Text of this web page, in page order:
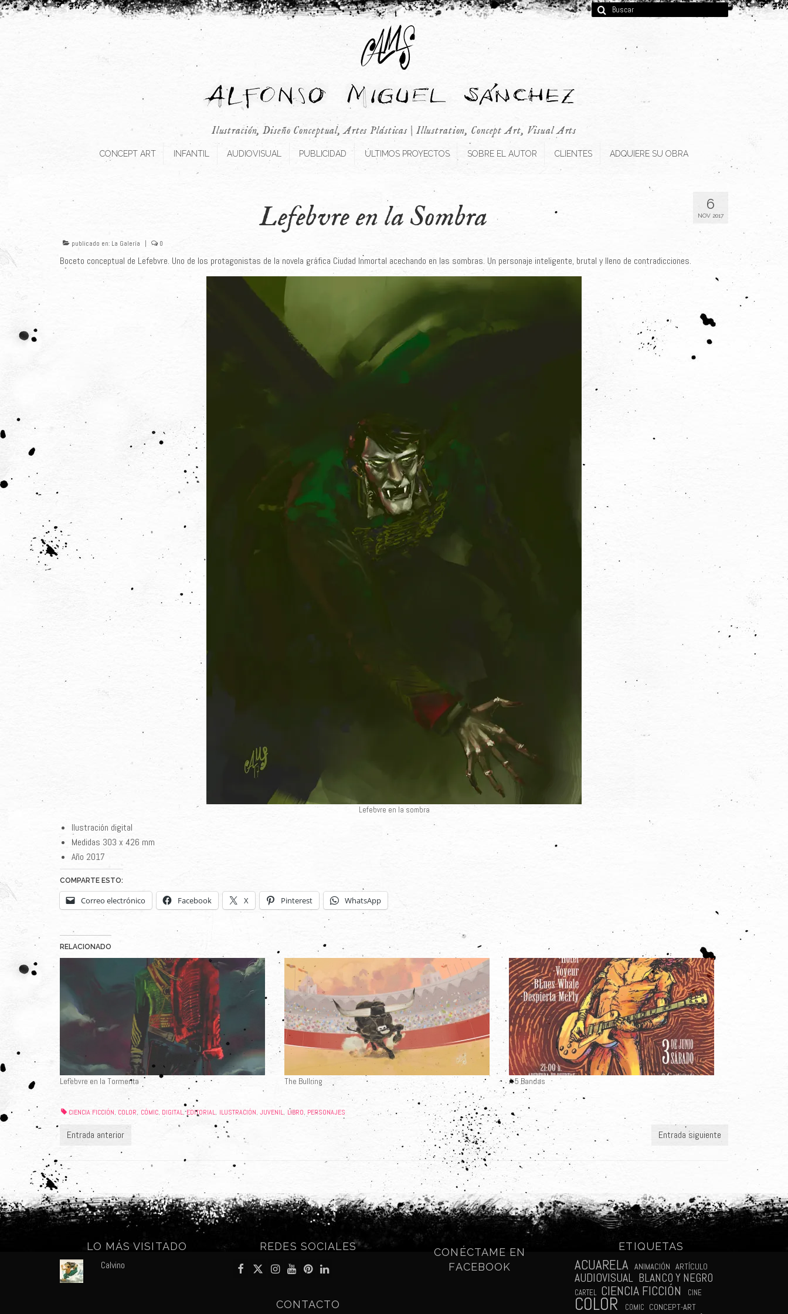
Buscar
por:
Ilustración, Diseño Conceptual, Artes Plásticas | Illustration, Concept Art, Visual Arts
CONCEPT ART INFANTIL AUDIOVISUAL PUBLICIDAD ÚLTIMOS PROYECTOS SOBRE EL AUTOR CLIENTES ADQUIERE SU OBRA
6
NOV 2017
Lefebvre en la Sombra
publicado en: La Galería 0
Boceto conceptual de Lefebvre. Uno de los protagonistas de la novela gráfica Ciudad Inmortal acechando en las sombras. Un personaje inteligente, brutal y lleno de contradicciones.
Lefebvre en la sombra
Ilustración digital
Medidas 303 x 426 mm
Año 2017
COMPARTE ESTO:
Correo electrónico Facebook X Pinterest WhatsApp
RELACIONADO
Lefebvre en la Tormenta The Bullring A 5 Bandas
CIENCIA FICCIÓN, COLOR, CÓMIC, DIGITAL, EDITORIAL, ILUSTRACIÓN, JUVENIL, LIBRO, PERSONAJES
Entrada anterior Entrada siguiente
LO MÁS VISITADO
Calvino
REDES SOCIALES
CONTACTO
CONÉCTAME EN
FACEBOOK
ETIQUETAS
ACUARELA ANIMACIÓN ARTÍCULO
AUDIOVISUAL BLANCO Y NEGRO
CARTEL CIENCIA FICCIÓN CINE
COLOR COMIC CONCEPT-ART